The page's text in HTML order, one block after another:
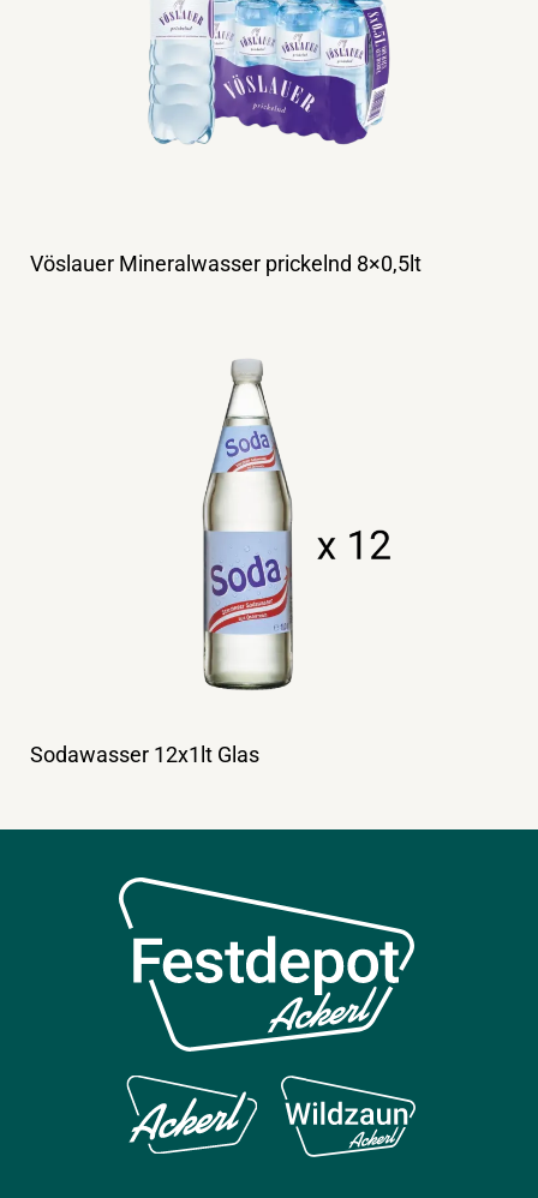
Vöslauer Mineralwasser prickelnd 8×0,5lt
Sodawasser 12x1lt Glas